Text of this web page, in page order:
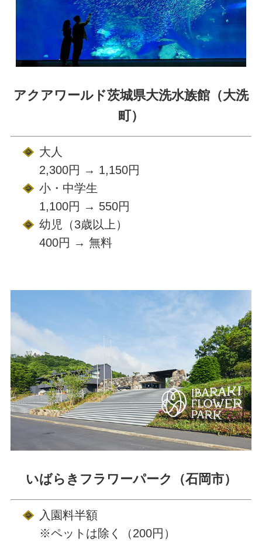
アクアワールド茨城県大洗水族館（大洗
町）
大人
2,300円 → 1,150円
小・中学生
1,100円 → 550円
幼児（3歳以上）
400円 → 無料
いばらきフラワーパーク（石岡市）
入園料半額
※ペットは除く（200円）